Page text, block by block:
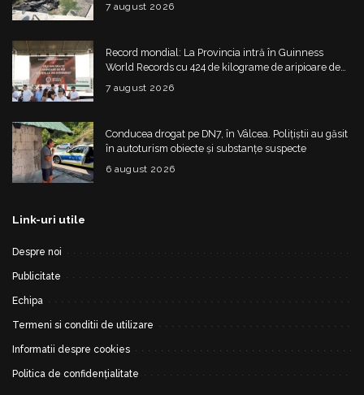
7 august 2026
Record mondial: La Provincia intră în Guinness
World Records cu 424 de kilograme de aripioare de
pui servite la un eveniment
7 august 2026
Conducea drogat pe DN7, în Vâlcea. Polițiștii au găsit
în autoturism obiecte și substanțe suspecte
6 august 2026
Link-uri utile
Despre noi
Publicitate
Echipa
Termeni si conditii de utilizare
Informatii despre cookies
Politica de confidențialitate